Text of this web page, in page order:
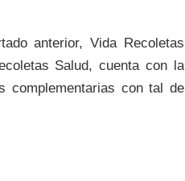
anterior, Vida Recoletas
Salud, cuenta con la
complementarias con tal de